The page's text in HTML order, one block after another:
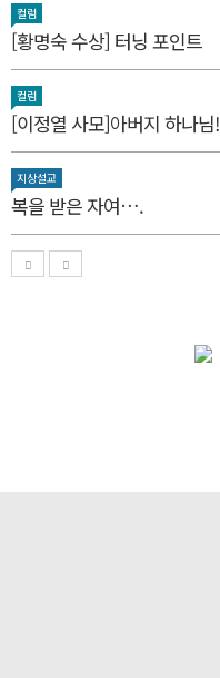
컬럼
[황명숙 수상] 터닝 포인트
컬럼
[이정열 사모]아버지 하나님!
지상설교
복을 받은 자여….